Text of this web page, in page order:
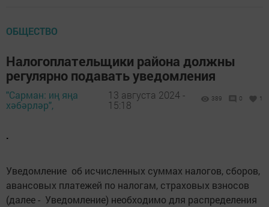
ОБЩЕСТВО
Налогоплательщики района должны
регулярно подавать уведомления
"Сарман: иң яңа
хәбәрләр",
13 августа 2024 -
15:18
389 0 1
.
Уведомление об исчисленных суммах налогов, сборов,
авансовых платежей по налогам, страховых взносов
(далее - Уведомление) необходимо для распределения